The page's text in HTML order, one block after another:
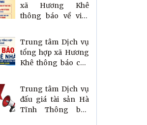
xã Hương Khê
thông báo về việc
Trung tân quản lý,
khai thác lần 2
Trung tâm Dịch vụ
tổng hợp xã Hương
Khê thông báo cho
tâm quản lý, khai
thác
Trung tâm Dịch vụ
đấu giá tài sản Hà
Tĩnh Thông báo